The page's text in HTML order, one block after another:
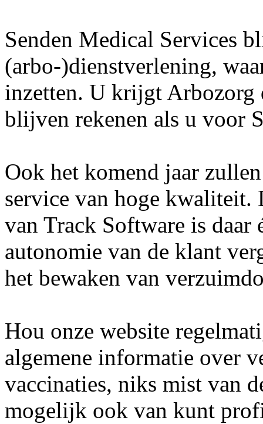
Senden Medical Services
(arbo-)dienstverlening,
inzetten. U krijgt
blijven rekenen als u voor
Ook het komend jaar
service van hoge kwaliteit.
van Track Software is daar
autonomie van de klant
het bewaken van
Hou onze website
algemene informatie over
vaccinaties, niks mist van
mogelijk ook van kunt